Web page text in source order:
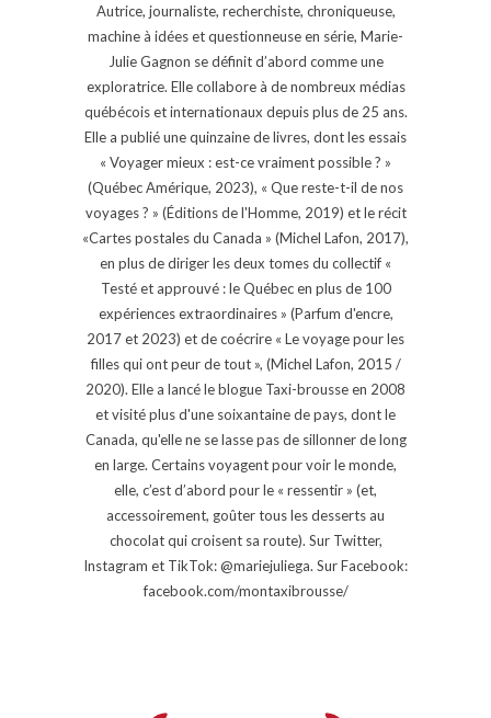
Autrice, journaliste, recherchiste, chroniqueuse,
machine à idées et questionneuse en série, Marie-
Julie Gagnon se définit d’abord comme une
exploratrice. Elle collabore à de nombreux médias
québécois et internationaux depuis plus de 25 ans.
Elle a publié une quinzaine de livres, dont les essais
« Voyager mieux : est-ce vraiment possible ? »
(Québec Amérique, 2023), « Que reste-t-il de nos
voyages ? » (Éditions de l'Homme, 2019) et le récit
«Cartes postales du Canada » (Michel Lafon, 2017),
en plus de diriger les deux tomes du collectif «
Testé et approuvé : le Québec en plus de 100
expériences extraordinaires » (Parfum d'encre,
2017 et 2023) et de coécrire « Le voyage pour les
filles qui ont peur de tout », (Michel Lafon, 2015 /
2020). Elle a lancé le blogue Taxi-brousse en 2008
et visité plus d'une soixantaine de pays, dont le
Canada, qu'elle ne se lasse pas de sillonner de long
en large. Certains voyagent pour voir le monde,
elle, c’est d’abord pour le « ressentir » (et,
accessoirement, goûter tous les desserts au
chocolat qui croisent sa route). Sur Twitter,
Instagram et TikTok: @mariejuliega. Sur Facebook:
facebook.com/montaxibrousse/